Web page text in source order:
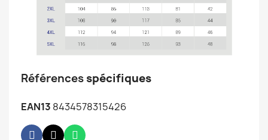
Références spécifiques
EAN13 8434578315426